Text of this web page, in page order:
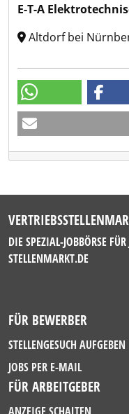
E-T-A
Altdorf bei
DIE SPEZIAL-JOBBÖRSE
STELLENMARKT.DE
FÜR BEWERBER
STELLENGESUCH AUFGEBEN
JOBS PER E-MAIL
FÜR ARBEITGEBER